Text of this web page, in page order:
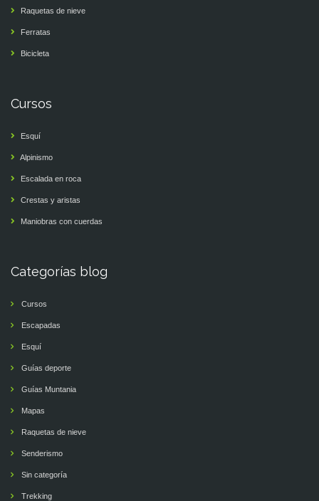
Raquetas de nieve
Ferratas
Bicicleta
Cursos
Esquí
Alpinismo
Escalada en roca
Crestas y aristas
Maniobras con cuerdas
Categorías blog
Cursos
Escapadas
Esquí
Guías deporte
Guías Muntania
Mapas
Raquetas de nieve
Senderismo
Sin categoría
Trekking